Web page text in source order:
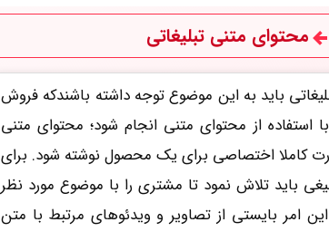
محتوای متنی تبلیغاتی
باید به این موضوع توجه داشته باشندکه فروش
استفاده از محتوای متنی انجام شود؛ محتوای متنی
کاملا اختصاصی برای یک محصول نوشته شود. برای
باید تلاش نمود تا مشتری را با موضوع مورد نظر
امر بایستی از تصاویر و ویدئو‌های مرتبط با متن